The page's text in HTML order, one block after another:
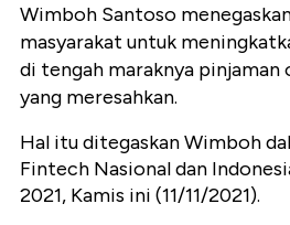
Wimboh Santoso
masyarakat untuk
di tengah maraknya pinjaman
yang meresahkan.
Hal itu ditegaskan Wimboh
Fintech Nasional dan
2021, Kamis ini (11/11/2021).